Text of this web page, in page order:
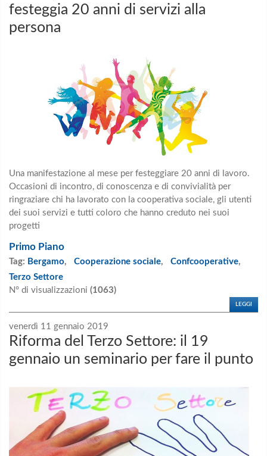
festeggia 20 anni di servizi alla
persona
Una manifestazione al mese per festeggiare 20 anni di lavoro.
Occasioni di incontro, di conoscenza e di convivialità per
ringraziare chi ha lavorato con la cooperativa sociale, gli utenti
dei suoi servizi e tutti coloro che hanno creduto nei suoi
progetti
Primo Piano
Tag: Bergamo, Cooperazione sociale, Confcooperative,
Terzo Settore
N° di visualizzazioni (1063)
LEGGI
venerdì 11 gennaio 2019
Riforma del Terzo Settore: il 19
gennaio un seminario per fare il punto